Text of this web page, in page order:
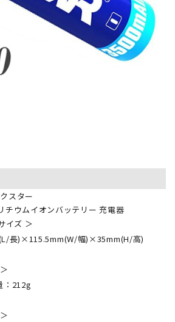
スター
チウムイオンバッテリー 充電器
イズ ＞
長)×115.5mm(W/幅)×35mm(H/高)
：212g